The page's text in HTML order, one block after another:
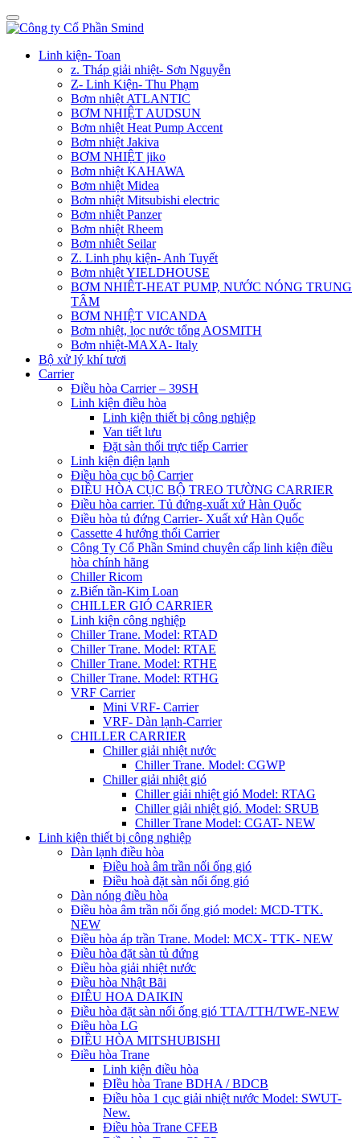
Linh kiện- Toan
z. Tháp giải nhiệt- Sơn Nguyễn
Z- Linh Kiện- Thu Phạm
Bơm nhiệt ATLANTIC
BƠM NHIỆT AUDSUN
Bơm nhiệt Heat Pump Accent
Bơm nhiệt Jakiva
BƠM NHIỆT jiko
Bơm nhiệt KAHAWA
Bơm nhiệt Midea
Bơm nhiệt Mitsubishi electric
Bơm nhiệt Panzer
Bơm nhiệt Rheem
Bơm nhiêt Seilar
Z. Linh phụ kiện- Anh Tuyết
Bơm nhiệt YIELDHOUSE
BƠM NHIÊT-HEAT PUMP, NƯỚC NÓNG TRUNG
TÂM
BƠM NHIỆT VICANDA
Bơm nhiệt, lọc nước tổng AOSMITH
Bơm nhiệt-MAXA- Italy
Bộ xử lý khí tươi
Carrier
Điều hòa Carrier – 39SH
Linh kiện điều hòa
Linh kiện thiết bị công nghiệp
Van tiết lưu
Đặt sàn thổi trực tiếp Carrier
Linh kiện điện lạnh
Điều hòa cục bộ Carrier
ĐIỀU HÒA CỤC BỘ TREO TƯỜNG CARRIER
Điều hòa carrier. Tủ đứng-xuất xứ Hàn Quốc
Điều hòa tủ đứng Carrier- Xuất xứ Hàn Quốc
Cassette 4 hướng thổi Carrier
Công Ty Cổ Phần Smind chuyên cấp linh kiện điều
hòa chính hãng
Chiller Ricom
z.Biến tần-Kim Loan
CHILLER GIÓ CARRIER
Linh kiện công nghiệp
Chiller Trane. Model: RTAD
Chiller Trane. Model: RTAE
Chiller Trane. Model: RTHE
Chiller Trane. Model: RTHG
VRF Carrier
Mini VRF- Carrier
VRF- Dàn lạnh-Carrier
CHILLER CARRIER
Chiller giải nhiệt nước
Chiller Trane. Model: CGWP
Chiller giải nhiệt gió
Chiller giải nhiệt gió Model: RTAG
Chiller giải nhiệt gió. Model: SRUB
Chiller Trane Model: CGAT- NEW
Linh kiện thiết bị công nghiệp
Dàn lạnh điều hòa
Điều hoà âm trần nối ống gió
Điều hoà đặt sàn nối ống gió
Dàn nóng điều hòa
Điều hòa âm trần nối ống gió model: MCD-TTK.
NEW
Điều hòa áp trần Trane. Model: MCX- TTK- NEW
Điều hòa đặt sàn tủ đứng
Điều hòa giải nhiệt nước
Điều hòa Nhật Bãi
ĐIÊU HOA DAIKIN
Điều hòa đặt sàn nối ống gió TTA/TTH/TWE-NEW
Điều hòa LG
ĐIỀU HÒA MITSHUBISHI
Điều hòa Trane
Linh kiện điều hòa
ĐIều hòa Trane BDHA / BDCB
Điều hòa 1 cục giải nhiệt nước Model: SWUT-
New.
Điều hòa Trane CFEB